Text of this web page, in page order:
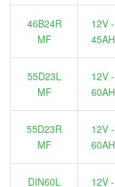
46B24R
MF
12V -
45AH
55D23L
MF
12V -
60AH
55D23R
MF
12V -
60AH
DIN60L
12V -